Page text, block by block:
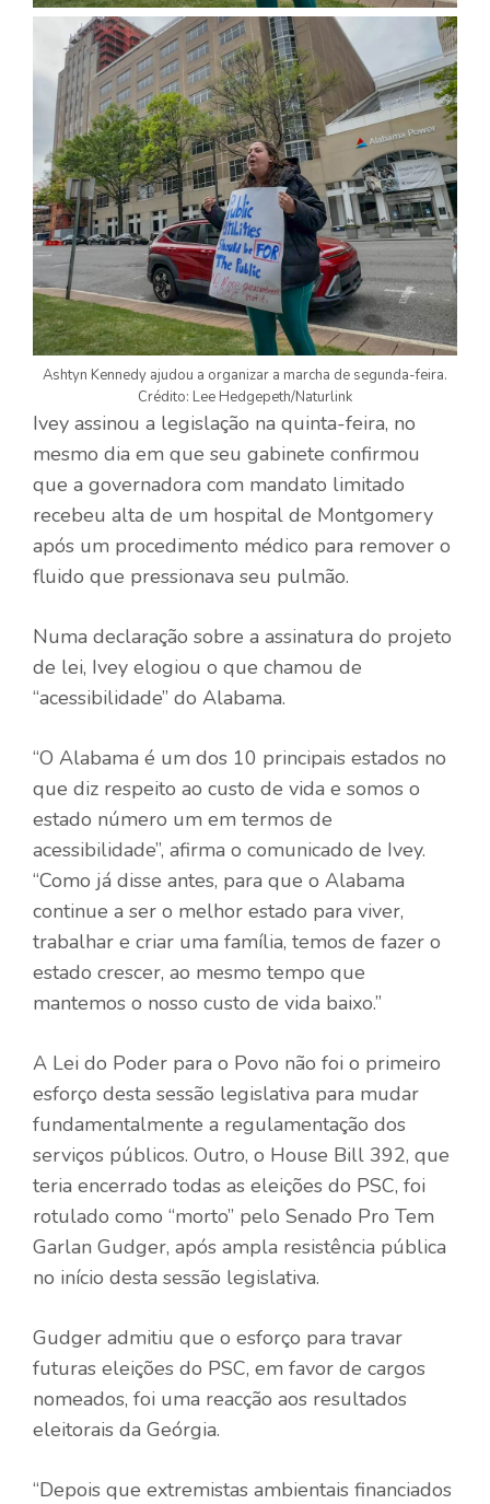
Ashtyn Kennedy ajudou a organizar a marcha de segunda-feira.
Crédito: Lee Hedgepeth/Naturlink
Ivey assinou a legislação na quinta-feira, no
mesmo dia em que seu gabinete confirmou
que a governadora com mandato limitado
recebeu alta de um hospital de Montgomery
após um procedimento médico para remover o
fluido que pressionava seu pulmão.
Numa declaração sobre a assinatura do projeto
de lei, Ivey elogiou o que chamou de
“acessibilidade” do Alabama.
“O Alabama é um dos 10 principais estados no
que diz respeito ao custo de vida e somos o
estado número um em termos de
acessibilidade”, afirma o comunicado de Ivey.
“Como já disse antes, para que o Alabama
continue a ser o melhor estado para viver,
trabalhar e criar uma família, temos de fazer o
estado crescer, ao mesmo tempo que
mantemos o nosso custo de vida baixo.”
A Lei do Poder para o Povo não foi o primeiro
esforço desta sessão legislativa para mudar
fundamentalmente a regulamentação dos
serviços públicos. Outro, o House Bill 392, que
teria encerrado todas as eleições do PSC, foi
rotulado como “morto” pelo Senado Pro Tem
Garlan Gudger, após ampla resistência pública
no início desta sessão legislativa.
Gudger admitiu que o esforço para travar
futuras eleições do PSC, em favor de cargos
nomeados, foi uma reacção aos resultados
eleitorais da Geórgia.
“Depois que extremistas ambientais financiados